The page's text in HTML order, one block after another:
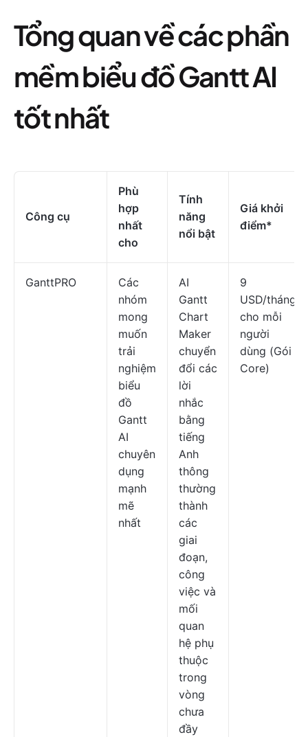
Tổng quan về các phần
mềm biểu đồ Gantt AI
tốt nhất
Công cụ
Phù
hợp
nhất
cho
Tính
năng
nổi bật
Giá khởi
điểm*
GanttPRO
Các
nhóm
mong
muốn
trải
nghiệm
biểu
đồ
Gantt
AI
chuyên
dụng
mạnh
mẽ
nhất
AI
Gantt
Chart
Maker
chuyển
đổi các
lời
nhắc
bằng
tiếng
Anh
thông
thường
thành
các
giai
đoạn,
công
việc và
mối
quan
hệ phụ
thuộc
trong
vòng
chưa
đầy
9
USD/tháng
cho mỗi
người
dùng (Gói
Core)